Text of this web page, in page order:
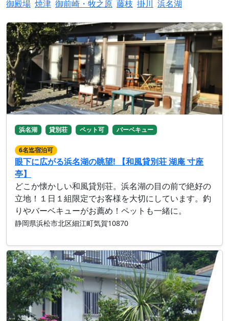
御殿場 焼津 御前崎・牧之原 藤枝 掛川 浜名湖
浜名湖 貸別荘 ペット可 バーベキュー
6名迄宿泊可
眼下に広がる浜名湖の眺望! 【和風貸別荘 湖庵 寸座
亭】
どこか懐かしい和風貸別荘。浜名湖の目の前で絶好の
立地！１日１組限定でお客様を大切にしています。釣
りやバーベキューがお薦め！ペットも一緒に。
静岡県浜松市北区細江町気賀10870